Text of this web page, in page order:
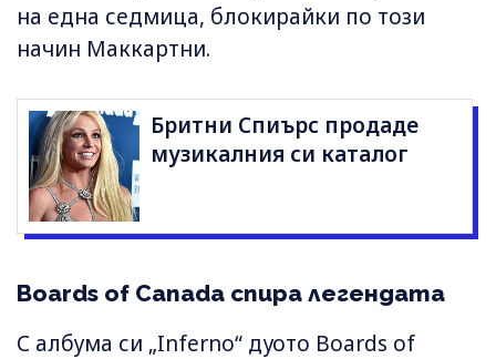
на една седмица, блокирайки по този
начин Маккартни.
Бритни Спиърс продаде
музикалния си каталог
Boards of Canada спира легендата
С албума си „Inferno“ дуото Boards of